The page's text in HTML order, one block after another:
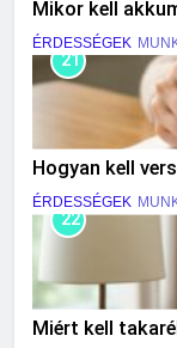
Mikor kell
ÉRDESSÉGEK
21
Hogyan kell
ÉRDESSÉGEK
22
Miért kell